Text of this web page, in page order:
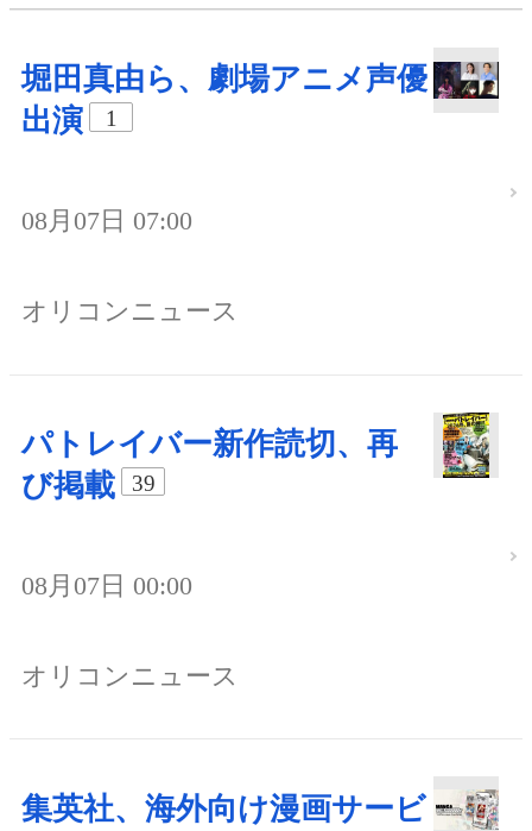
堀田真由ら、劇場アニメ声優
出演
1
08月07日 07:00
オリコンニュース
パトレイバー新作読切、再
び掲載
39
08月07日 00:00
オリコンニュース
集英社、海外向け漫画サービ